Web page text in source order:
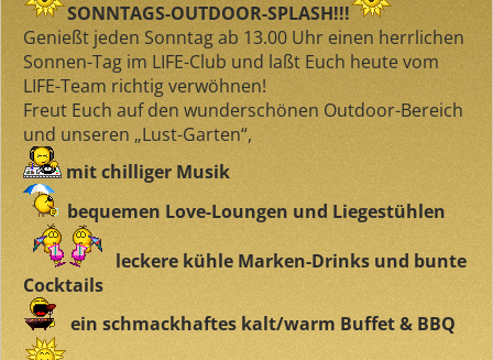
SONNTAGS-OUTDOOR-SPLASH!!!
Genießt jeden Sonntag ab 13.00 Uhr einen herrlichen
Sonnen-Tag im LIFE-Club und laßt Euch heute vom
LIFE-Team richtig verwöhnen!
Freut Euch auf den wunderschönen Outdoor-Bereich
und unseren „Lust-Garten“,
mit chilliger Musik
bequemen Love-Loungen und Liegestühlen
leckere kühle Marken-Drinks und bunte
Cocktails
ein schmackhaftes kalt/warm Buffet & BBQ